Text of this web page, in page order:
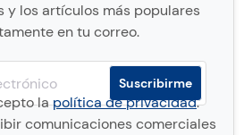
y los artículos más populares
en tu correo.
lapolítica de privacidad.
comunicaciones comerciales